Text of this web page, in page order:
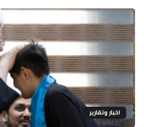
اخبار وتقارير